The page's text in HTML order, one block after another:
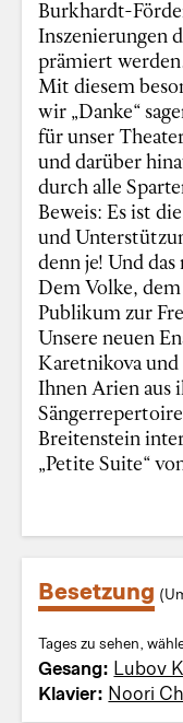
Burkhardt-
Inszenierungen
prämiert
Mit diesem
wir „Danke“
für unser
und darüber
durch alle
Beweis: Es ist
und
denn je! Und
Dem Volke,
Publikum zur
Unsere neuen
Karetnikova
Ihnen Arien aus
Breitenstein
„Petite Suite“
Besetzung
Tages zu sehen,
Gesang: Lubov
Klavier: Noori